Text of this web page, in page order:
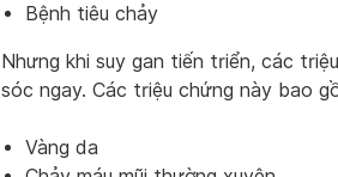
Bệnh tiêu chảy
Nhưng khi suy gan tiến triển, các
sóc ngay. Các triệu chứng này bao
Vàng da